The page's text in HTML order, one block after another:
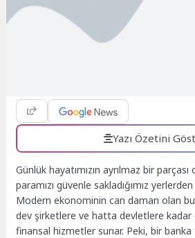
Yazı Özetini
Günlük hayatımızın ayrılmaz bir
paramızı güvenle sakladığımız
Modern ekonominin can damarı olan
dev şirketlere ve hatta devletlere kadar
finansal hizmetler sunar. Peki, bir